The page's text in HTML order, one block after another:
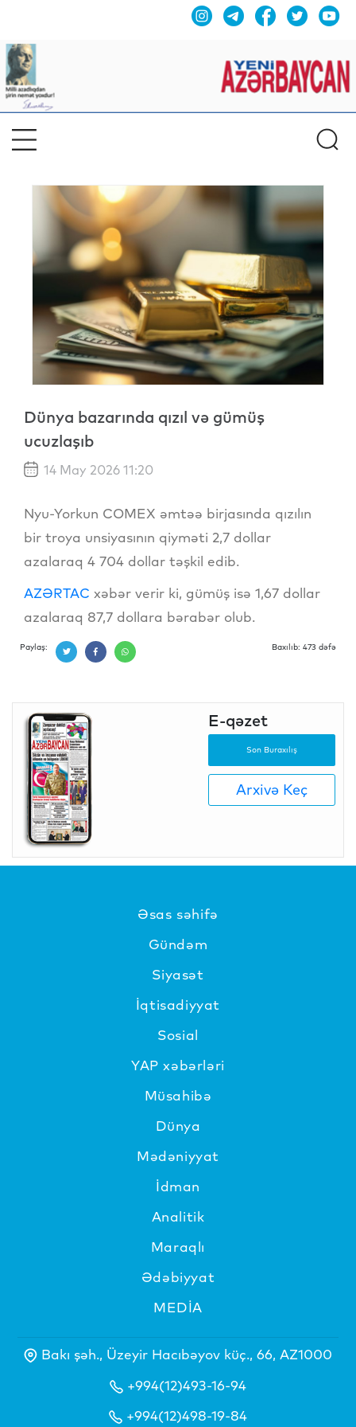
Dünya bazarında qızıl və gümüş
ucuzlaşıb
14 May 2026 11:20
Nyu-Yorkun COMEX əmtəə birjasında qızılın
bir troya unsiyasının qiyməti 2,7 dollar
azalaraq 4 704 dollar təşkil edib.
AZƏRTAC xəbər verir ki, gümüş isə 1,67 dollar
azalaraq 87,7 dollara bərabər olub.
Paylaş: Baxılıb: 473 dəfə
E-qəzet
Son Buraxılış
Arxivə Keç
Əsas səhifə
Gündəm
Siyasət
İqtisadiyyat
Sosial
YAP xəbərləri
Müsahibə
Dünya
Mədəniyyat
İdman
Analitik
Maraqlı
Ədəbiyyat
MEDİA
Bakı şəh., Üzeyir Hacıbəyov küç., 66, AZ1000
+994(12)493-16-94
+994(12)498-19-84